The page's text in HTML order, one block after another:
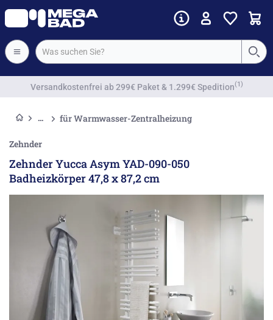
Vorkassenrabatt
für Warmwasser-Zentralheizung
Zehnder
Zehnder Yucca Asym YAD-090-050
Badheizkörper 47,8 x 87,2 cm